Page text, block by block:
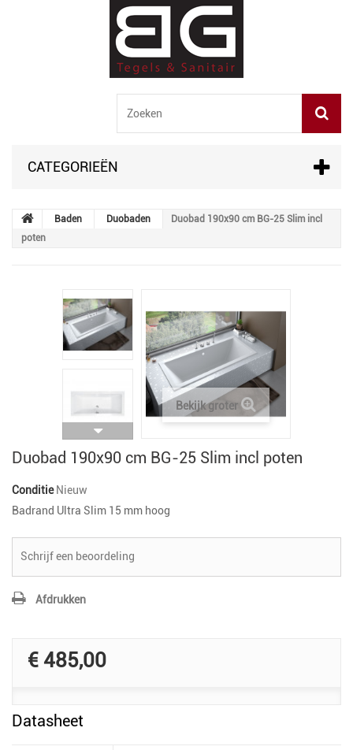
CATEGORIEËN
Baden Duobaden
Duobad 190x90 cm BG-25 Slim incl
poten
Bekijk groter
Duobad 190x90 cm BG-25 Slim incl poten
Conditie Nieuw
Badrand Ultra Slim 15 mm hoog
Schrijf een beoordeling
Afdrukken
€ 485,00
Datasheet